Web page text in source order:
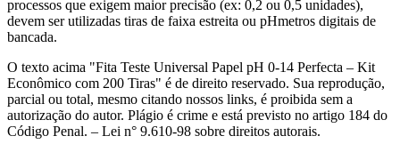
processos que exigem maior precisão (ex: 0,2 ou 0,5 unidades),
devem ser utilizadas tiras de faixa estreita ou pHmetros digitais de
bancada.
O texto acima "Fita Teste Universal Papel pH 0-14 Perfecta – Kit
Econômico com 200 Tiras" é de direito reservado. Sua reprodução,
parcial ou total, mesmo citando nossos links, é proibida sem a
autorização do autor. Plágio é crime e está previsto no artigo 184 do
Código Penal. – Lei n° 9.610-98 sobre direitos autorais.